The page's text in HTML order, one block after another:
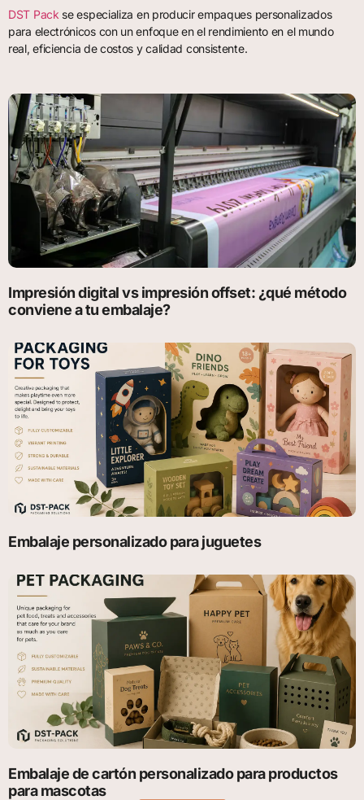
DST Packse especializa en producir empaques personalizados
para electrónicos con un enfoque en el rendimiento en el mundo
real, eficiencia de costos y calidad consistente.
Impresión digital vs impresión offset: ¿qué método
conviene a tu embalaje?
Embalaje personalizado para juguetes
Embalaje de cartón personalizado para productos
para mascotas